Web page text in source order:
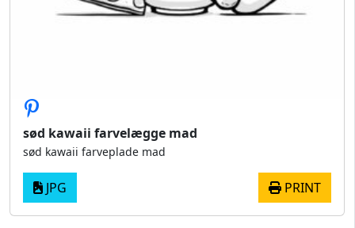
sød kawaii farvelægge mad
sød kawaii farveplade mad
JPG PRINT